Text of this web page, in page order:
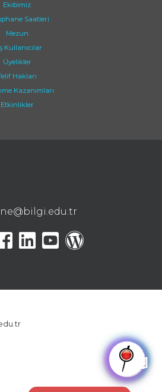
🤖
Ekibimiz
Saatleri
Mezun
Kullanıcılar
Üyelikler
Hakları
Kazanımları
Etkinlikler